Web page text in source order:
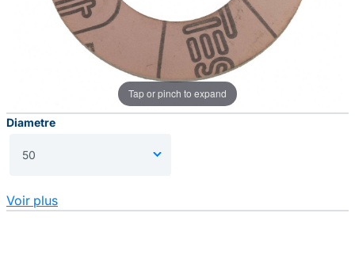
Tap or pinch to expand
Voir plus
Diametre